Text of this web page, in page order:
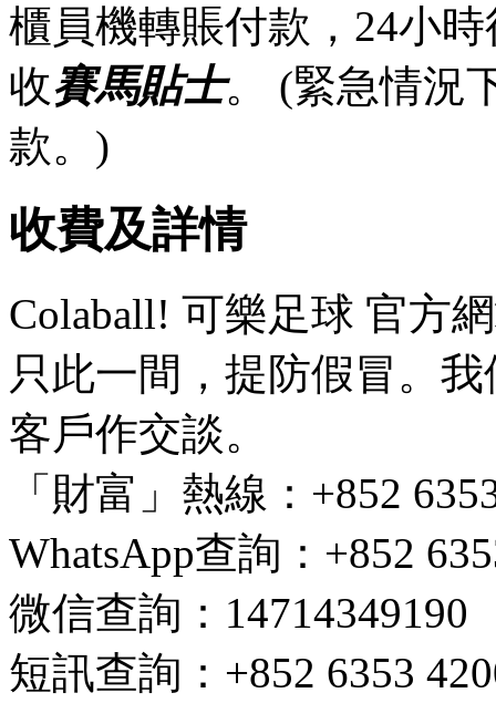
櫃員機轉賬付款，24小
收賽馬貼士。 (緊急情況
款。)
收費及詳情
Colaball! 可樂足球 官方
只此一間，提防假冒。
客戶作交談。
「財富」熱線：+852
WhatsApp查詢：+852
微信查詢：14714349190
短訊查詢：+852 6353